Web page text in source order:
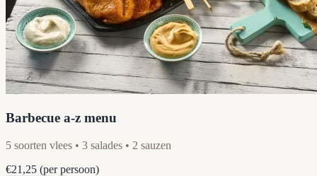
Barbecue a-z menu
5 soorten vlees • 3 salades • 2 sauzen
€21,25 (per persoon)